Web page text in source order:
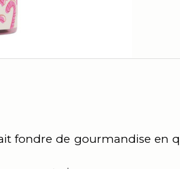
fondre de gourmandise en